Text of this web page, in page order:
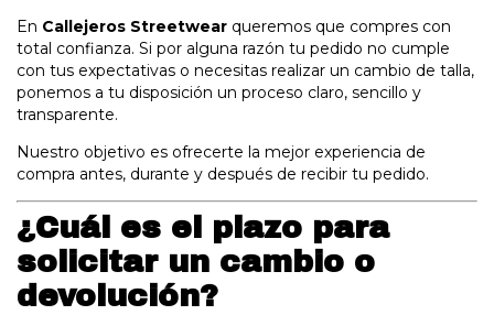
En Callejeros Streetwear queremos que compres con
total confianza. Si por alguna razón tu pedido no cumple
con tus expectativas o necesitas realizar un cambio de talla,
ponemos a tu disposición un proceso claro, sencillo y
transparente.
Nuestro objetivo es ofrecerte la mejor experiencia de
compra antes, durante y después de recibir tu pedido.
¿Cuál es el plazo para
solicitar un cambio o
devolución?